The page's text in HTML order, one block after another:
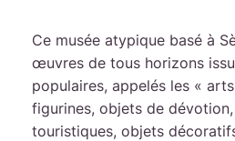
Ce musée atypique basé à
œuvres de tous horizons
populaires, appelés les «
figurines, objets de
touristiques, objets